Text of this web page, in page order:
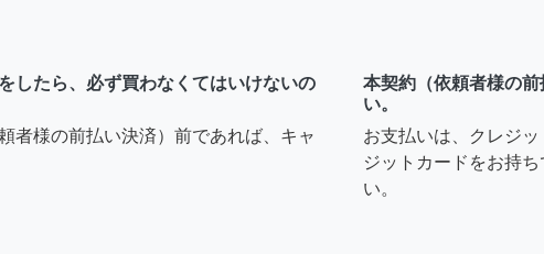
したら、必ず買わなくてはいけないの
者様の前払い決済）前であれば、キャ
本契約（依頼者様の
い。
お支払いは、クレジ
ジットカードをお持
い。